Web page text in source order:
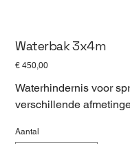
Waterbak 3x4m
Prijs
€ 450,00
Waterhindernis voor
verschillende
Aantal